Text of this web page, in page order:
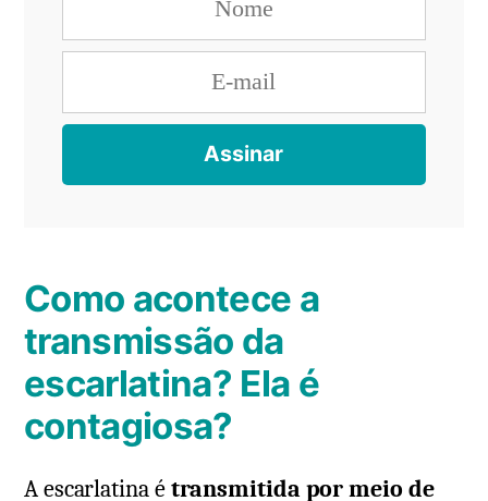
Como acontece a
transmissão da
escarlatina? Ela é
contagiosa?
A escarlatina étransmitida por meio de